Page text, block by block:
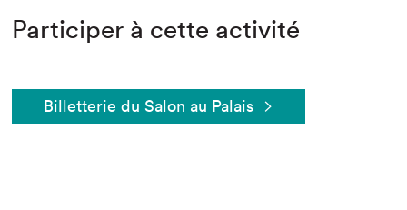
Participer à cette activité
Billetterie du Salon au Palais